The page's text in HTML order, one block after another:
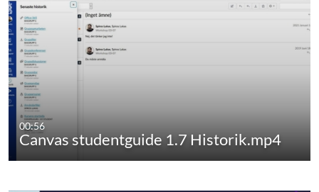
00:56
Canvas studentguide 1.7 Historik.mp4